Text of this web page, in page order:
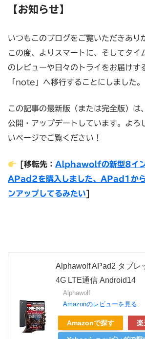
【お知らせ】
いつもこのブログをご覧いただきあり
この度、よりスマートに、そしてタイ
のレビューや日々のトライをお届けす
「note」へ移行することにしました。
この記事の最新版（または完全版）
公開・アップデートしています。よろ
いページでご覧ください！
[移転先：Alphawolfの新型8イン
APad2を購入しました、APad1から
ンアップしてるみたい]
Alphawolf APad2 タブレ
4G LTE通信 Android14
Alphawolf
Amazonのレビューを見る
Amazonで探す 楽